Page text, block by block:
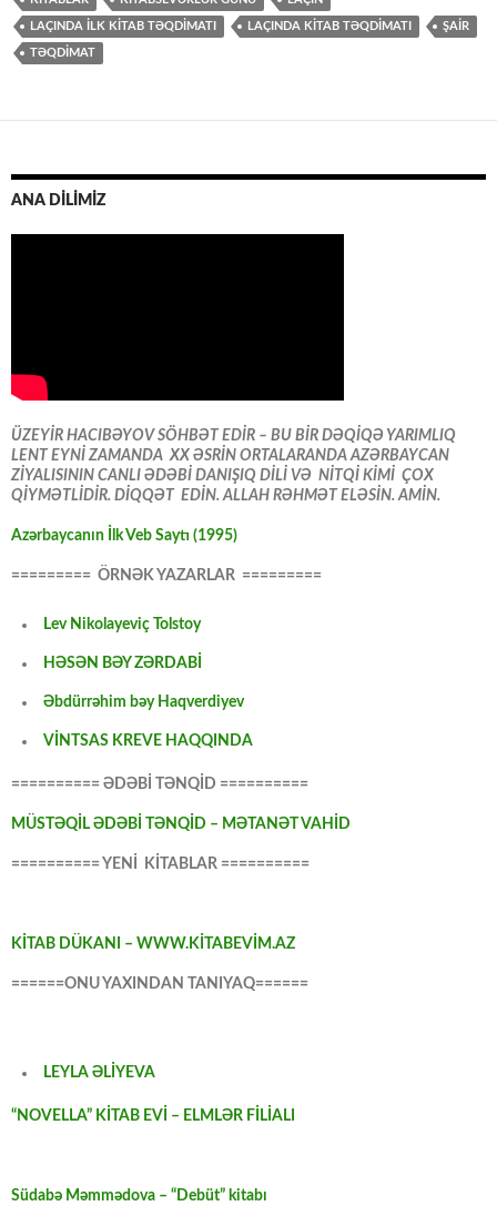
LAÇINDA İLK KİTAB TƏQDİMATI LAÇINDA KİTAB TƏQDİMATI ŞAİR
TƏQDİMAT
ANA DİLİMİZ
ÜZEYİR HACIBƏYOV SÖHBƏT EDİR – BU BİR DƏQİQƏ YARIMLIQ
LENT EYNİ ZAMANDA XX ƏSRİN ORTALARANDA AZƏRBAYCAN
ZİYALISININ CANLI ƏDƏBİ DANIŞIQ DİLİ VƏ NİTQİ KİMİ ÇOX
QİYMƏTLİDİR. DİQQƏT EDİN. ALLAH RƏHMƏT ELƏSİN. AMİN.
Azərbaycanın İlk Veb Saytı (1995)
========= ÖRNƏK YAZARLAR =========
Lev Nikolayeviç Tolstoy
HƏSƏN BƏY ZƏRDABİ
Əbdürrəhim bəy Haqverdiyev
VİNTSAS KREVE HAQQINDA
========== ƏDƏBİ TƏNQİD ==========
MÜSTƏQİL ƏDƏBİ TƏNQİD – MƏTANƏT VAHİD
========== YENİ KİTABLAR ==========
KİTAB DÜKANI – WWW.KİTABEVİM.AZ
======ONU YAXINDAN TANIYAQ======
LEYLA ƏLİYEVA
“NOVELLA” KİTAB EVİ – ELMLƏR FİLİALI
Südabə Məmmədova – “Debüt” kitabı